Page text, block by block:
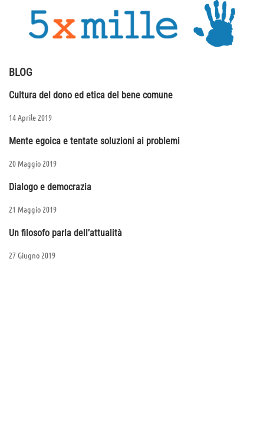
BLOG
Cultura del dono ed etica del bene comune
14 Aprile 2019
Mente egoica e tentate soluzioni ai problemi
20 Maggio 2019
Dialogo e democrazia
21 Maggio 2019
Un filosofo parla dell’attualità
27 Giugno 2019